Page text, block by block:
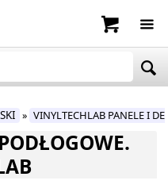
» VINYLTECHLAB PANELE I